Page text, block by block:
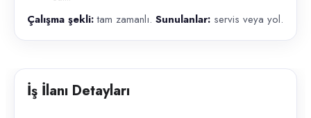
Çalışma şekli:tam zamanlı. Sunulanlar: servis veya yol.
İş İlanı Detayları